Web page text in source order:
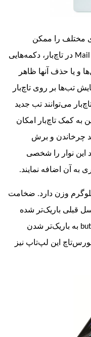
را ممکن
دکمه‌هایی
آنها ظاهر
روی تاچ‌بار
تب جدید
تاچ‌بار امکان
و برش
را شخصی
نمایند.
1.36 کیلوگرم وزن دارد. ضخامت
باریک‌تر شده
شدن
لپ‌تاپ نیز